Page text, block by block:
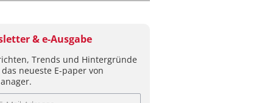
& e-Ausgabe
Trends und Hintergründe
neueste E-paper von